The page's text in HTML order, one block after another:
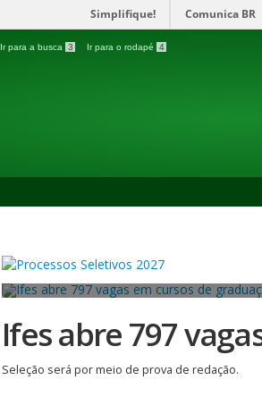
Simplifique! Comunica BR
Ir para a busca 3 Ir para o rodapé 4
Ifes abre 797
Seleção será por meio de prova de redação.